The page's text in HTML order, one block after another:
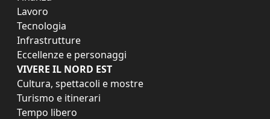
Lavoro
Tecnologia
Infrastrutture
Eccellenze e personaggi
VIVERE IL NORD EST
Cultura, spettacoli e mostre
Turismo e itinerari
Tempo libero